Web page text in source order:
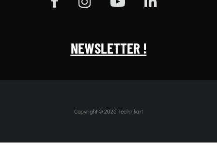
NEWSLETTER !
Copyright © 2026 Technikart